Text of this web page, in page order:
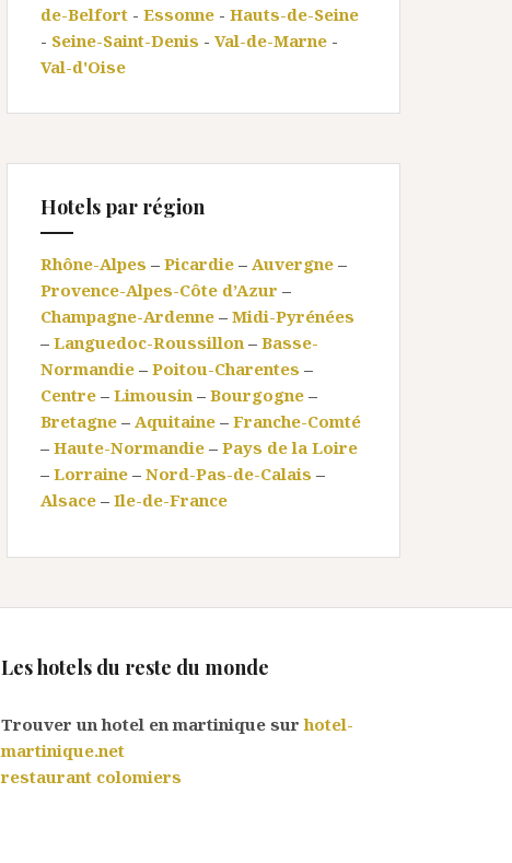
de-Belfort - Essonne - Hauts-de-Seine
- Seine-Saint-Denis - Val-de-Marne -
Val-d'Oise
Hotels par région
Rhône-Alpes – Picardie – Auvergne –
Provence-Alpes-Côte d’Azur –
Champagne-Ardenne – Midi-Pyrénées
– Languedoc-Roussillon – Basse-
Normandie – Poitou-Charentes –
Centre – Limousin – Bourgogne –
Bretagne – Aquitaine – Franche-Comté
– Haute-Normandie – Pays de la Loire
– Lorraine – Nord-Pas-de-Calais –
Alsace – Ile-de-France
Les hotels du reste du monde
Trouver un hotel en martinique surhotel-
martinique.net
restaurant colomiers